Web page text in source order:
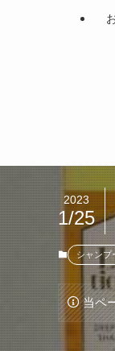
2023
1/25
シャンプ
当ペ